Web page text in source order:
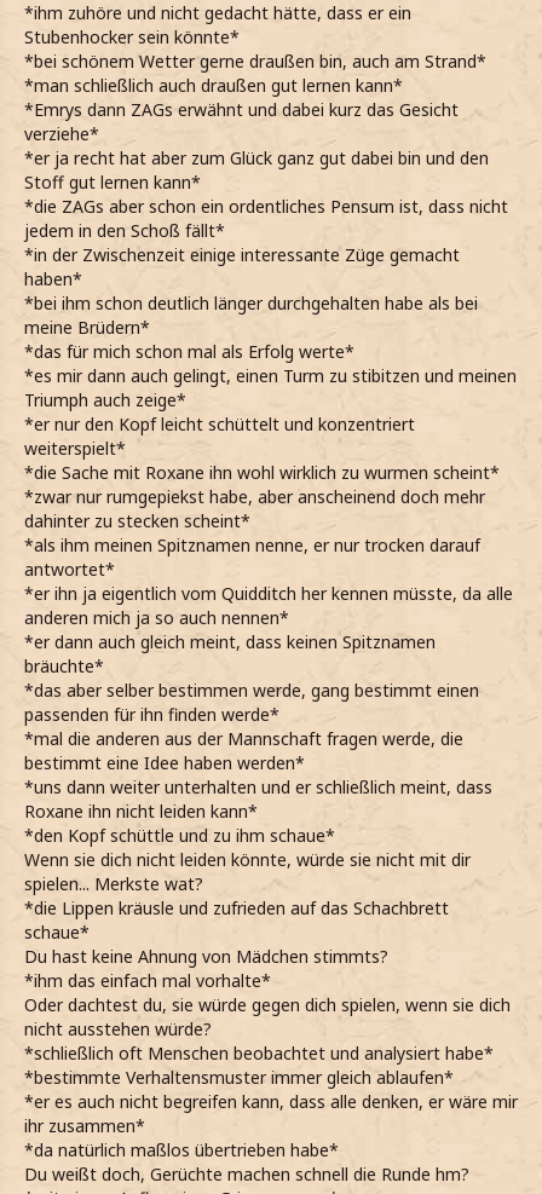
*ihm zuhöre und nicht gedacht hätte, dass er ein
Stubenhocker sein könnte*
*bei schönem Wetter gerne draußen bin, auch am Strand*
*man schließlich auch draußen gut lernen kann*
*Emrys dann ZAGs erwähnt und dabei kurz das Gesicht
verziehe*
*er ja recht hat aber zum Glück ganz gut dabei bin und den
Stoff gut lernen kann*
*die ZAGs aber schon ein ordentliches Pensum ist, dass nicht
jedem in den Schoß fällt*
*in der Zwischenzeit einige interessante Züge gemacht
haben*
*bei ihm schon deutlich länger durchgehalten habe als bei
meine Brüdern*
*das für mich schon mal als Erfolg werte*
*es mir dann auch gelingt, einen Turm zu stibitzen und meinen
Triumph auch zeige*
*er nur den Kopf leicht schüttelt und konzentriert
weiterspielt*
*die Sache mit Roxane ihn wohl wirklich zu wurmen scheint*
*zwar nur rumgepiekst habe, aber anscheinend doch mehr
dahinter zu stecken scheint*
*als ihm meinen Spitznamen nenne, er nur trocken darauf
antwortet*
*er ihn ja eigentlich vom Quidditch her kennen müsste, da alle
anderen mich ja so auch nennen*
*er dann auch gleich meint, dass keinen Spitznamen
bräuchte*
*das aber selber bestimmen werde, gang bestimmt einen
passenden für ihn finden werde*
*mal die anderen aus der Mannschaft fragen werde, die
bestimmt eine Idee haben werden*
*uns dann weiter unterhalten und er schließlich meint, dass
Roxane ihn nicht leiden kann*
*den Kopf schüttle und zu ihm schaue*
Wenn sie dich nicht leiden könnte, würde sie nicht mit dir
spielen... Merkste wat?
*die Lippen kräusle und zufrieden auf das Schachbrett
schaue*
Du hast keine Ahnung von Mädchen stimmts?
*ihm das einfach mal vorhalte*
Oder dachtest du, sie würde gegen dich spielen, wenn sie dich
nicht ausstehen würde?
*schließlich oft Menschen beobachtet und analysiert habe*
*bestimmte Verhaltensmuster immer gleich ablaufen*
*er es auch nicht begreifen kann, dass alle denken, er wäre mir
ihr zusammen*
*da natürlich maßlos übertrieben habe*
Du weißt doch, Gerüchte machen schnell die Runde hm?